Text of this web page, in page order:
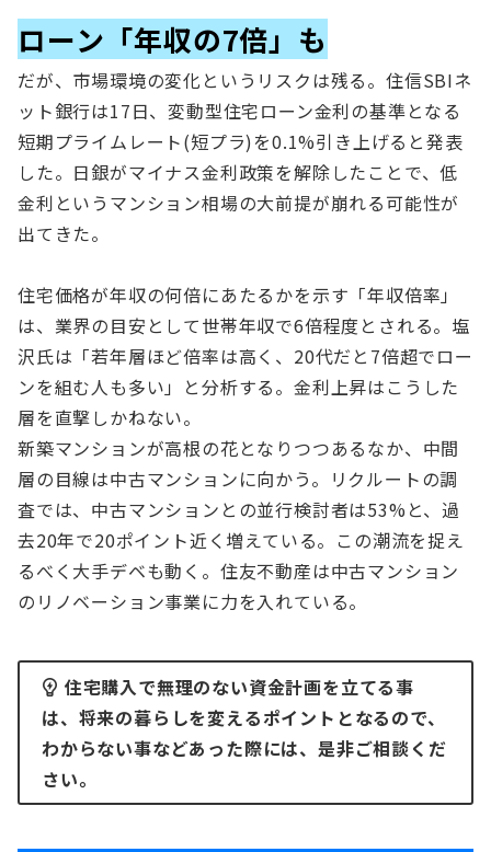
ローン「年収の7倍」も
だが、市場環境の変化というリスクは残る。住信SBIネ
ット銀行は17日、変動型住宅ローン金利の基準となる
短期プライムレート(短プラ)を0.1%引き上げると発表
した。日銀がマイナス金利政策を解除したことで、低
金利というマンション相場の大前提が崩れる可能性が
出てきた。
住宅価格が年収の何倍にあたるかを示す「年収倍率」
は、業界の目安として世帯年収で6倍程度とされる。塩
沢氏は「若年層ほど倍率は高く、20代だと7倍超でロー
ンを組む人も多い」と分析する。金利上昇はこうした
層を直撃しかねない。
新築マンションが高根の花となりつつあるなか、中間
層の目線は中古マンションに向かう。リクルートの調
査では、中古マンションとの並行検討者は53%と、過
去20年で20ポイント近く増えている。この潮流を捉え
るべく大手デベも動く。住友不動産は中古マンション
のリノベーション事業に力を入れている。
住宅購入で無理のない資金計画を立てる事
は、将来の暮らしを変えるポイントとなるので、
わからない事などあった際には、是非ご相談くだ
さい。